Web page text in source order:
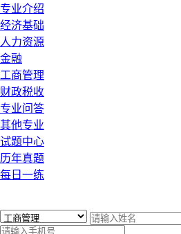
专业介绍
经济基础
人力资源
金融
工商管理
财政税收
专业问答
其他专业
试题中心
历年真题
每日一练